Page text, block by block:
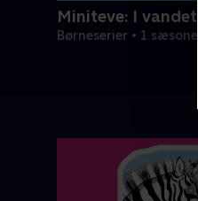
Miniteve: I vandet
Børneserier • 1 sæsoner